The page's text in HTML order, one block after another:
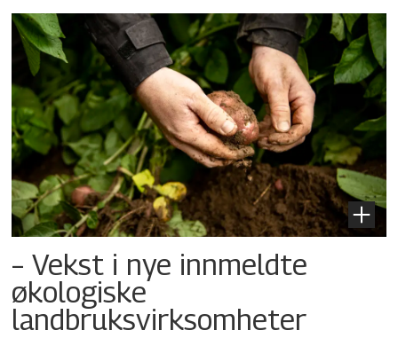
– Vekst i nye innmeldte
økologiske
landbruksvirksomheter